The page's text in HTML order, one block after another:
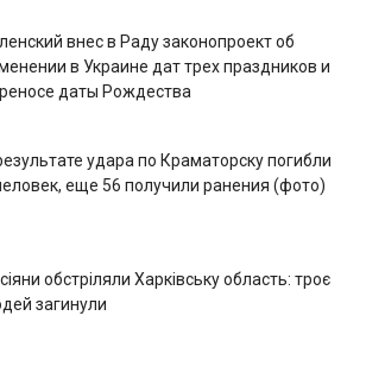
внес в Раду законопроект об
в Украине дат трех праздников и
даты Рождества
удара по Краматорску погибли
еще 56 получили ранения (фото)
обстріляли Харківську область: троє
загинули